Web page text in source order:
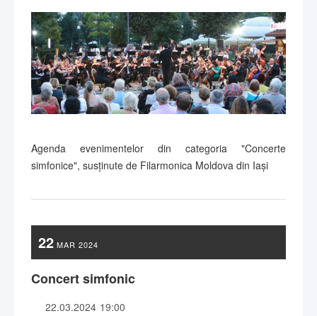
Agenda evenimentelor din categoria "Concerte
simfonice", susținute de Filarmonica Moldova din Iași
22 MAR 2024
Concert simfonic
22.03.2024 19:00